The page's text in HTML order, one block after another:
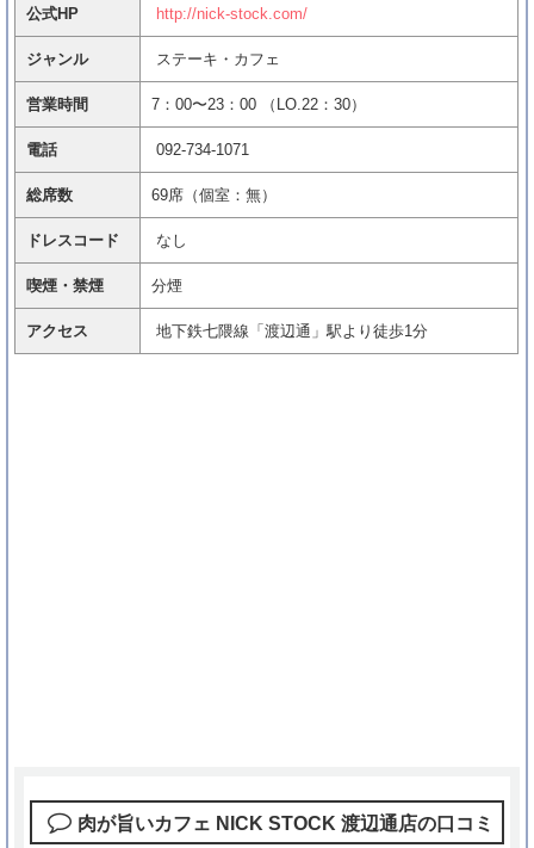
友達の誕生日祝いでサプライズ！「東京」に
ある人気レストラン10選
安いのにお洒落！「友達の誕生日」におすす
め名古屋レストラン8選
品川駅周辺バースデープレート有りの人気店
誕生日のお祝いにおすすめ！「Nico」の口コ
ミ&情報
京都で「友達の誕生日祝い」はここ！お洒落
公式HP http://nick-stock.com/
ジャンル ステーキ・カフェ
営業時間 7：00〜23：00 （LO.22：30）
電話 092-734-1071
総席数 69席（個室：無）
ドレスコード なし
喫煙・禁煙 分煙
アクセス 地下鉄七隈線「渡辺通」駅より徒歩1分
肉が旨いカフェ NICK STOCK 渡辺通店の口コミ